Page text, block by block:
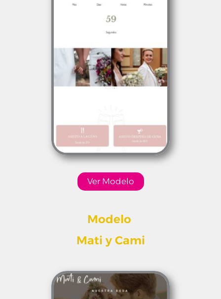
Ver Modelo
Modelo
Mati y Cami